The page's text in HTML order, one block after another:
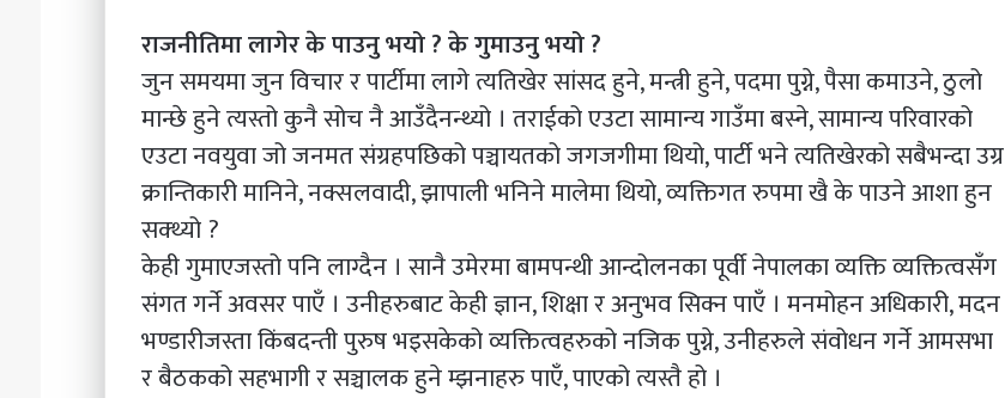
राजनीतिमा लागेर के पाउनु भयो ? के गुमाउनु भयो ?
जुन समयमा जुन विचार र पार्टीमा लागे त्यतिखेर सांसद हुने, मन्त्री हुने, पदमा पुग्ने, पैसा कमाउने, ठुलो
मान्छे हुने त्यस्तो कुनै सोच नै आउँदैनन्थ्यो । तराईको एउटा सामान्य गाउँमा बस्ने, सामान्य परिवारको
एउटा नवयुवा जो जनमत संग्रहपछिको पञ्चायतको जगजगीमा थियो, पार्टी भने त्यतिखेरको सबैभन्दा उग्र
क्रान्तिकारी मानिने, नक्सलवादी, झापाली भनिने मालेमा थियो, व्यक्तिगत रुपमा खै के पाउने आशा हुन
सक्थ्यो ?
केही गुमाएजस्तो पनि लाग्दैन । सानै उमेरमा बामपन्थी आन्दोलनका पूर्वी नेपालका व्यक्ति व्यक्तित्वसँग
संगत गर्ने अवसर पाएँ । उनीहरुबाट केही ज्ञान, शिक्षा र अनुभव सिक्न पाएँ । मनमोहन अधिकारी, मदन
भण्डारीजस्ता किंबदन्ती पुरुष भइसकेको व्यक्तित्वहरुको नजिक पुग्ने, उनीहरुले संवोधन गर्ने आमसभा
र बैठकको सहभागी र सञ्चालक हुने म्झनाहरु पाएँ, पाएको त्यस्तै हो ।